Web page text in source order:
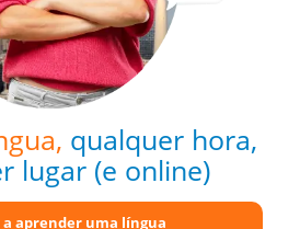
qualquer hora,
lugar(e online)
a aprender uma língua